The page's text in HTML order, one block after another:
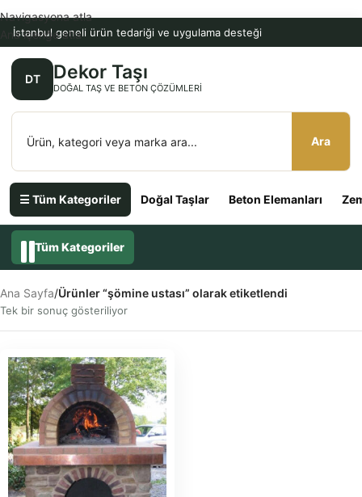
İstanbul geneli ürün tedariği ve uygulama desteği
DT Dekor Taşı
DOĞAL TAŞ VE BETON ÇÖZÜMLERI
Ara
☰ Tüm Kategoriler Doğal Taşlar Beton Elemanları
Navigasyona atla
Ana içeriğe atla
Tüm Kategoriler
Ana Sayfa/Ürünler “şömine ustası” olarak etiketlendi
Tek bir sonuç gösteriliyor